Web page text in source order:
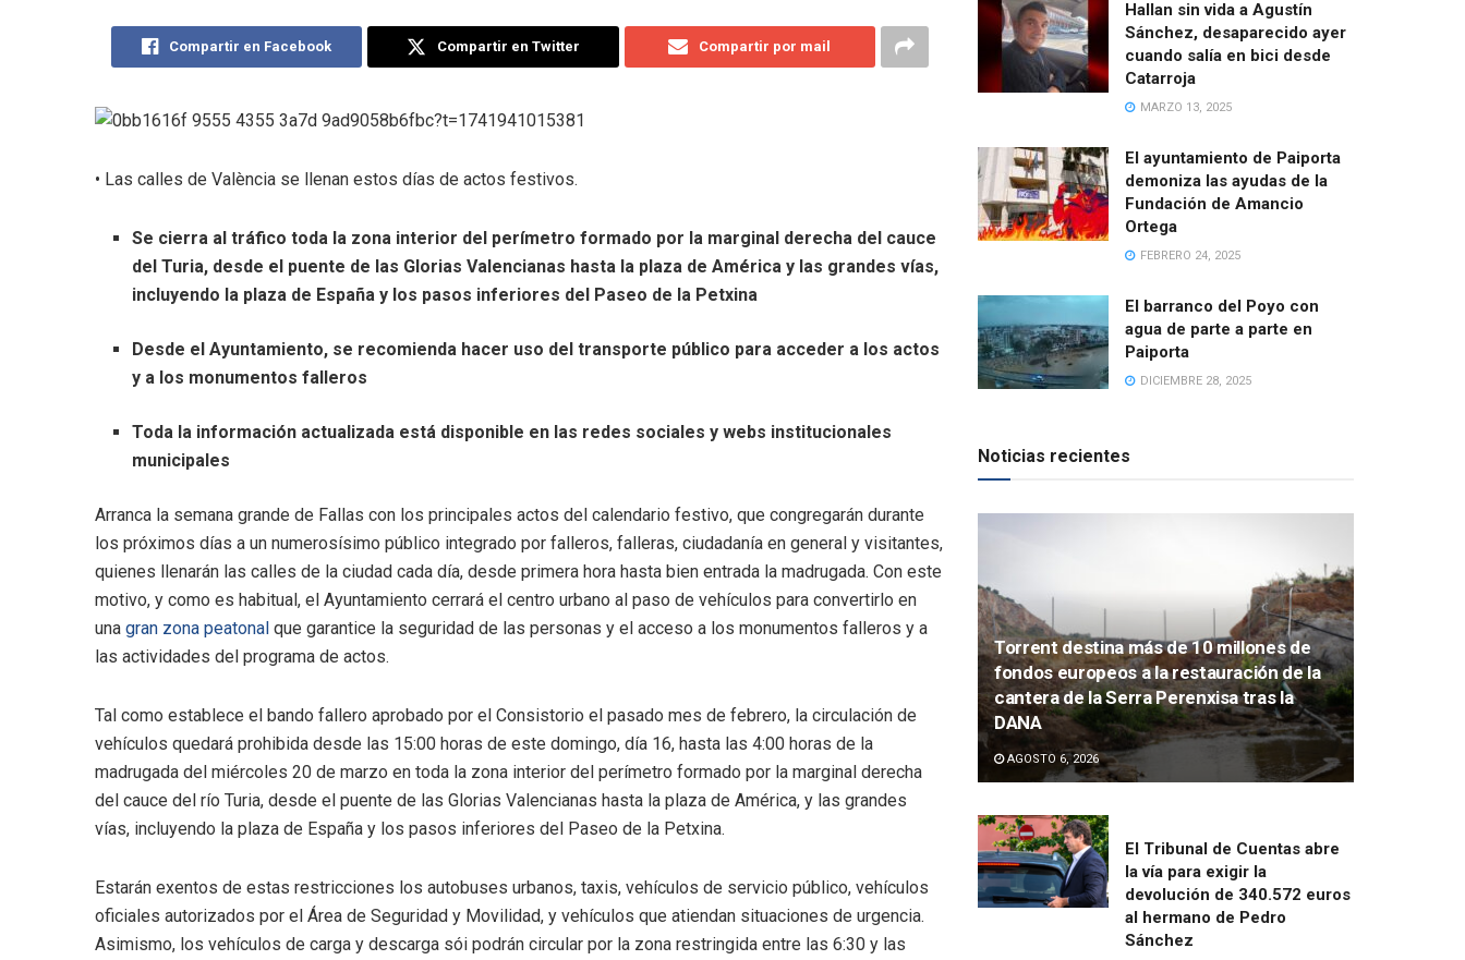
Compartir en Facebook Compartir en Twitter Compartir por mail
• Las calles de València se llenan estos días de actos festivos.
Se cierra al tráfico toda la zona interior del perímetro formado por la marginal derecha del cauce
del Turia, desde el puente de las Glorias Valencianas hasta la plaza de América y las grandes vías,
incluyendo la plaza de España y los pasos inferiores del Paseo de la Petxina
Desde el Ayuntamiento, se recomienda hacer uso del transporte público para acceder a los actos
y a los monumentos falleros
Toda la información actualizada está disponible en las redes sociales y webs institucionales
municipales
Arranca la semana grande de Fallas con los principales actos del calendario festivo, que congregarán durante
los próximos días a un numerosísimo público integrado por falleros, falleras, ciudadanía en general y visitantes,
quienes llenarán las calles de la ciudad cada día, desde primera hora hasta bien entrada la madrugada. Con este
motivo, y como es habitual, el Ayuntamiento cerrará el centro urbano al paso de vehículos para convertirlo en
una gran zona peatonal que garantice la seguridad de las personas y el acceso a los monumentos falleros y a
las actividades del programa de actos.
Tal como establece el bando fallero aprobado por el Consistorio el pasado mes de febrero, la circulación de
vehículos quedará prohibida desde las 15:00 horas de este domingo, día 16, hasta las 4:00 horas de la
madrugada del miércoles 20 de marzo en toda la zona interior del perímetro formado por la marginal derecha
del cauce del río Turia, desde el puente de las Glorias Valencianas hasta la plaza de América, y las grandes
vías, incluyendo la plaza de España y los pasos inferiores del Paseo de la Petxina.
Estarán exentos de estas restricciones los autobuses urbanos, taxis, vehículos de servicio público, vehículos
oficiales autorizados por el Área de Seguridad y Movilidad, y vehículos que atiendan situaciones de urgencia.
Asimismo, los vehículos de carga y descarga sói podrán circular por la zona restringida entre las 6:30 y las
Hallan sin vida a Agustín
Sánchez, desaparecido ayer
cuando salía en bici desde
Catarroja
MARZO 13, 2025
El ayuntamiento de Paiporta
demoniza las ayudas de la
Fundación de Amancio
Ortega
FEBRERO 24, 2025
El barranco del Poyo con
agua de parte a parte en
Paiporta
DICIEMBRE 28, 2025
Noticias recientes
Torrent destina más de 10 millones de
fondos europeos a la restauración de la
cantera de la Serra Perenxisa tras la
DANA
AGOSTO 6, 2026
El Tribunal de Cuentas abre
la vía para exigir la
devolución de 340.572 euros
al hermano de Pedro
Sánchez